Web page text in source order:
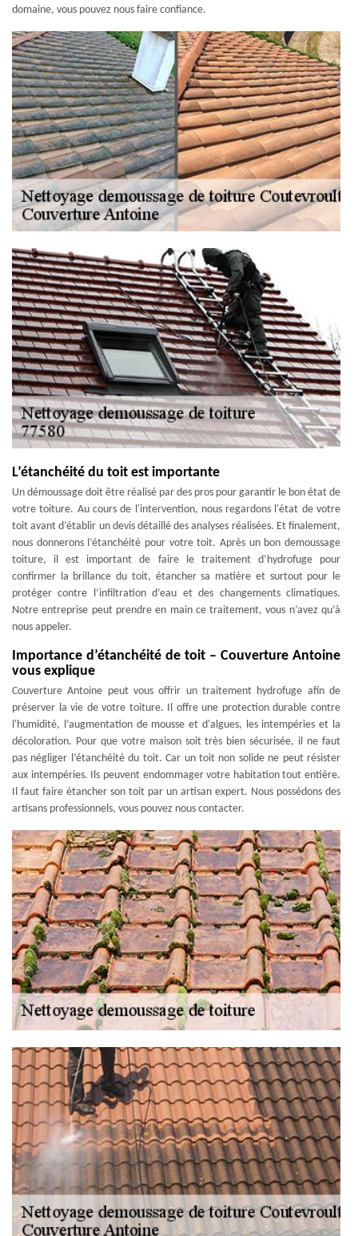
domaine, vous pouvez nous faire confiance.
L’étanchéité du toit est importante
Un démoussage doit être réalisé par des pros pour garantir le bon état de
votre toiture. Au cours de l'intervention, nous regardons l'état de votre
toit avant d’établir un devis détaillé des analyses réalisées. Et finalement,
nous donnerons l’étanchéité pour votre toit. Après un bon demoussage
toiture, il est important de faire le traitement d’hydrofuge pour
confirmer la brillance du toit, étancher sa matière et surtout pour le
protéger contre l’infiltration d’eau et des changements climatiques.
Notre entreprise peut prendre en main ce traitement, vous n’avez qu’à
nous appeler.
Importance d’étanchéité de toit – Couverture Antoine
vous explique
Couverture Antoine peut vous offrir un traitement hydrofuge afin de
préserver la vie de votre toiture. Il offre une protection durable contre
l'humidité, l’augmentation de mousse et d'algues, les intempéries et la
décoloration. Pour que votre maison soit très bien sécurisée, il ne faut
pas négliger l’étanchéité du toit. Car un toit non solide ne peut résister
aux intempéries. Ils peuvent endommager votre habitation tout entière.
Il faut faire étancher son toit par un artisan expert. Nous possédons des
artisans professionnels, vous pouvez nous contacter.